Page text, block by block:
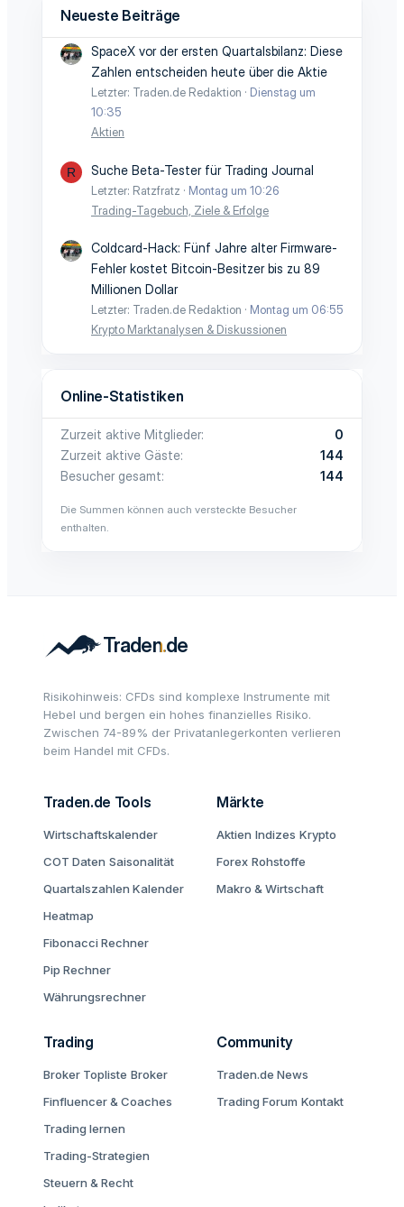
Neueste Beiträge
SpaceX vor der ersten Quartalsbilanz: Diese
Zahlen entscheiden heute über die Aktie
Letzter: Traden.de Redaktion
Dienstag um
10:35
Aktien
R Suche Beta-Tester für Trading Journal
Letzter: Ratzfratz
Montag um 10:26
Trading-Tagebuch, Ziele & Erfolge
Coldcard-Hack: Fünf Jahre alter Firmware-
Fehler kostet Bitcoin-Besitzer bis zu 89
Millionen Dollar
Letzter: Traden.de Redaktion
Montag um 06:55
Krypto Marktanalysen & Diskussionen
Online-Statistiken
Zurzeit aktive Mitglieder
0
Zurzeit aktive Gäste
144
Besucher gesamt
144
Die Summen können auch versteckte Besucher
enthalten.
Risikohinweis: CFDs sind komplexe Instrumente mit
Hebel und bergen ein hohes finanzielles Risiko.
Zwischen 74-89% der Privatanlegerkonten verlieren
beim Handel mit CFDs.
Traden.de Tools
Wirtschaftskalender
COT Daten Saisonalität
Quartalszahlen Kalender
Heatmap
Fibonacci Rechner
Pip Rechner
Währungsrechner
Märkte
Aktien Indizes Krypto
Forex Rohstoffe
Makro & Wirtschaft
Trading
Broker Topliste Broker
Finfluencer & Coaches
Trading lernen
Trading-Strategien
Steuern & Recht
Community
Traden.de News
Trading Forum Kontakt